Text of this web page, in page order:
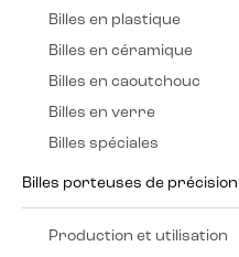
Billes en plastique
Billes en céramique
Billes en caoutchouc
Billes en verre
Billes spéciales
Billes porteuses de précision
Production et utilisation